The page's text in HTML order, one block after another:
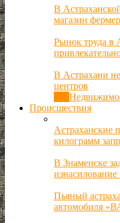
В
магазин
Рынок труда в
В Астрахани
центров
Происшествия
Астраханские
килограмм
В Знаменске
изнасилование
Пьяный
автомобиля